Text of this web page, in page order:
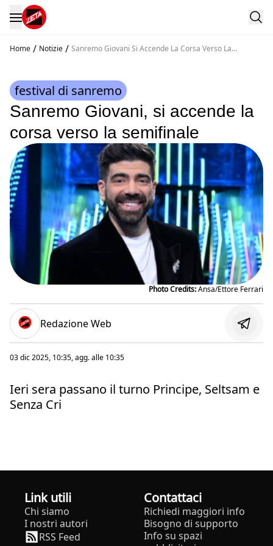
Home / Notizie / Sanremo Giovani Si Accende La Corsa Verso La
festival di sanremo
Sanremo Giovani, si accende la
corsa verso la semifinale
Photo Credits:Ansa/Ettore Ferrari
Redazione Web
03 dic 2025, 10:35, agg. alle 10:35
Ieri sera passano il turno Principe, Seltsam e
Senza Cri
Link utili
Chi siamo
I nostri autori
RSS Feed
Contattaci
Richiedi maggiori info
Bisogno di supporto
Info su spazi